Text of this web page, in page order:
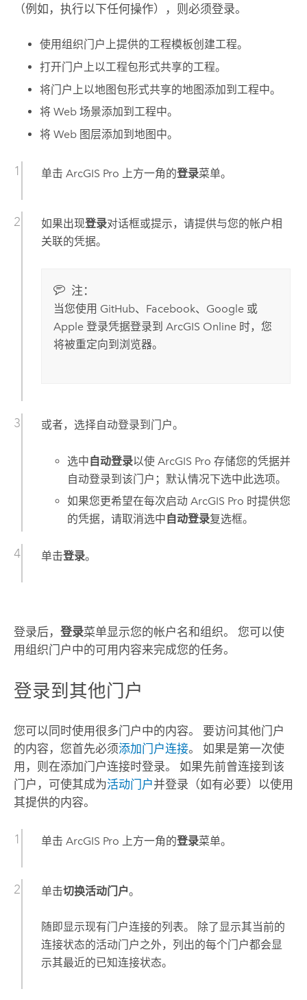
（例如，执行以下任何操作），则必须登录。
使用组织门户上提供的工程模板创建工程。
打开门户上以工程包形式共享的工程。
将门户上以地图包形式共享的地图添加到工程中。
将 Web 场景添加到工程中。
将 Web 图层添加到地图中。
单击 ArcGIS Pro 上方一角的登录菜单。
如果出现登录对话框或提示，请提供与您的帐户相
关联的凭据。
注：
当您使用 GitHub、 Facebook、 Google或
Apple登录凭据登录到 ArcGIS Online时，您
将被重定向到浏览器。
或者，选择自动登录到门户。
选中自动登录以使ArcGIS Pro 存储您的凭据并
自动登录到该门户；默认情况下选中此选项。
如果您更希望在每次启动ArcGIS Pro 时提供您
的凭据，请取消选中 自动登录复选框。
单击登录。
登录后， 登录菜单显示您的帐户名和组织。 您可以使
用组织门户中的可用内容来完成您的任务。
登录到其他门户
您可以同时使用很多门户中的内容。 要访问其他门户
的内容，您首先必须添加门户连接。 如果是第一次使
用，则在添加门户连接时登录。 如果先前曾连接到该
门户，可使其成为活动门户并登录（如有必要）以使用
其提供的内容。
单击 ArcGIS Pro 上方一角的登录菜单。
单击切换活动门户。
随即显示现有门户连接的列表。 除了显示其当前的
连接状态的活动门户之外，列出的每个门户都会显
示其最近的已知连接状态。